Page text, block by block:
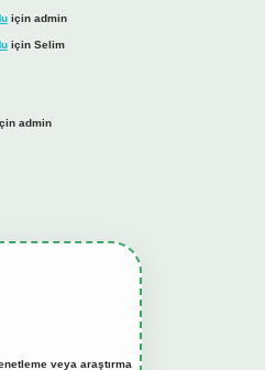
için admin
için Selim
admin
veya araştırma